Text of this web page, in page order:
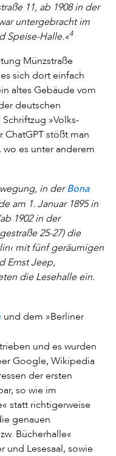
11, ab 1908 in der
untergebracht im
Speise-Halle.«4
Münzstraße
sich dort einfach
altes Gebäude vom
deutschen
»Volks-
ChatGPT stößt man
es unter anderem
in derBona
am 1. Januar 1895 in
1902 in der
25-27) die
mit fünf geräumigen
Ernst Jeep,
die Lesehalle ein.
und dem »Berliner
und es wurden
Google, Wikipedia
der ersten
so wie im
statt richtigerweise
genauen
Bücherhalle«
und Lesesaal, sowie